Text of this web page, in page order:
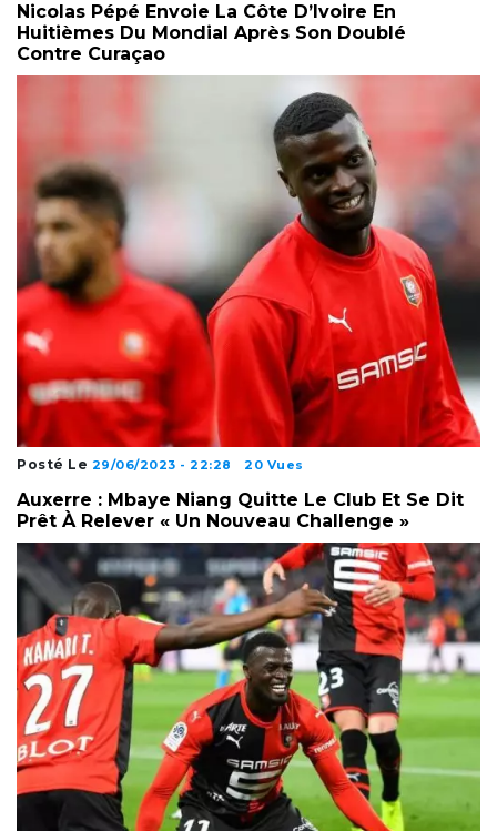
Nicolas Pépé Envoie La Côte D’Ivoire En
Huitièmes Du Mondial Après Son Doublé
Contre Curaçao
Posté Le 29/06/2023 - 22:28 20 Vues
Auxerre : Mbaye Niang Quitte Le Club Et Se Dit
Prêt À Relever « Un Nouveau Challenge »